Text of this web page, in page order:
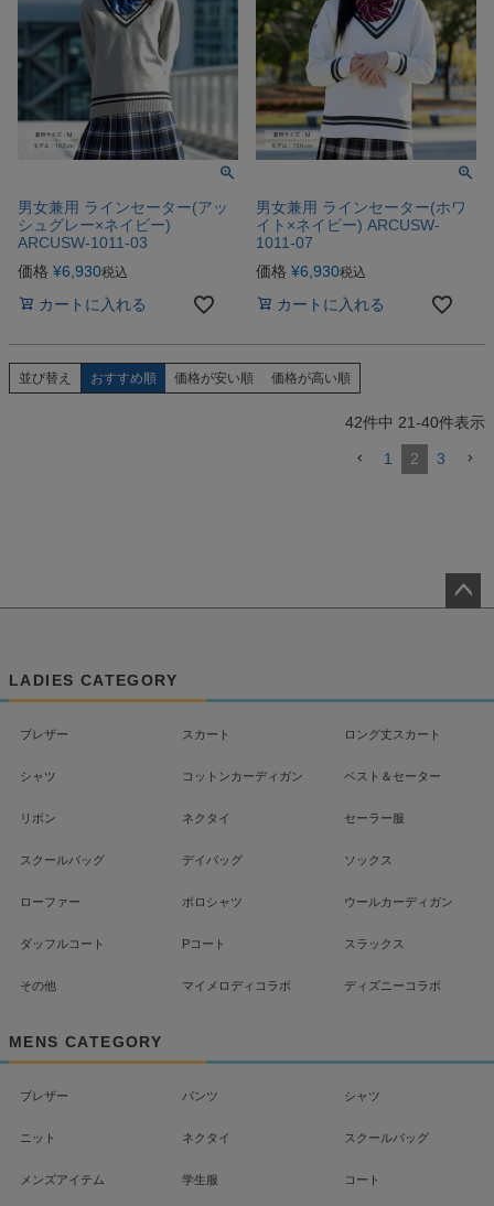
男女兼用 ラインセーター(アッ
シュグレー×ネイビー)
ARCUSW-1011-03
価格 ¥6,930税込
カートに入れる
男女兼用 ラインセーター(ホワ
イト×ネイビー) ARCUSW-
1011-07
価格 ¥6,930税込
カートに入れる
並び替え おすすめ順 価格が安い順 価格が高い順
42件中 21-40件表示
1 2 3
LADIES CATEGORY
ブレザー スカート ロング丈スカート
シャツ コットンカーディガン ベスト＆セーター
リボン ネクタイ セーラー服
スクールバッグ デイバッグ ソックス
ローファー ポロシャツ ウールカーディガン
ダッフルコート Pコート スラックス
その他 マイメロディコラボ ディズニーコラボ
MENS CATEGORY
ブレザー パンツ シャツ
ニット ネクタイ スクールバッグ
メンズアイテム 学生服 コート